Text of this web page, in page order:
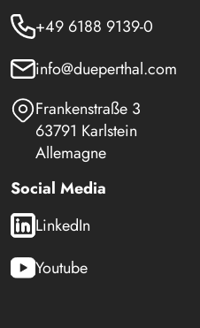
+49 6188 9139-0
info@dueperthal.com
Frankenstraße 3
63791 Karlstein
Allemagne
Social Media
LinkedIn
Youtube